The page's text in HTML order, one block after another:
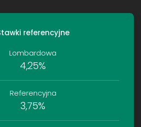
referencyjne
Lombardowa
4,25%
Referencyjna
3,75%